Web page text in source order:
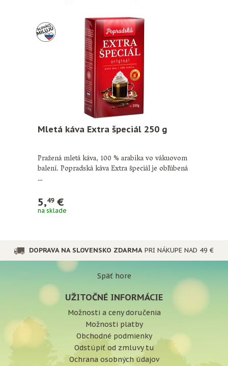
Mletá káva Extra špeciál 250 g
Pražená mletá káva, 100 % arabika vo vákuovom
balení. Popradská káva Extra špeciál je obľúbená
…
5,49€
na sklade
DOPRAVA NA SLOVENSKO ZDARMA PRI NÁKUPE NAD 49 €
Späť hore
UŽITOČNÉ INFORMÁCIE
Možnosti a ceny doručenia
Možnosti platby
Obchodné podmienky
Odstúpiť od zmluvy tu
Ochrana osobných údajov